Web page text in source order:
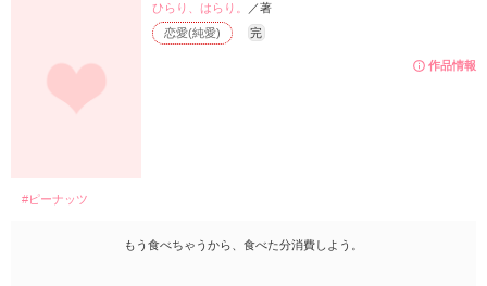
作品情報
恋愛(純愛) 完
ひらり、はらり。 ／著
#ピーナッツ
もう食べちゃうから、食べた分消費しよう。